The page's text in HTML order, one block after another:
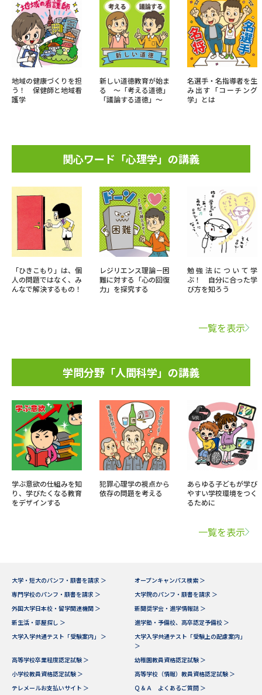
地域の健康づくりを担
う！ 保健師と地域看
護学
新しい道徳教育が始ま
る ～「考える道徳」
「議論する道徳」～
名選手・名指導者を生
み出す「コーチング
学」とは
関心ワード「心理学」の講義
「ひきこもり」は、個
人の問題ではなく、み
んなで解決するもの！
レジリエンス理論－困
難に対する「心の回復
力」を探究する
勉強法について学
ぶ！ 自分に合った学
び方を知ろう
一覧を表示
学問分野「人間科学」の講義
学ぶ意欲の仕組みを知
り、学びたくなる教育
をデザインする
犯罪心理学の視点から
依存の問題を考える
あらゆる子どもが学び
やすい学校環境をつく
るために
一覧を表示
大学・短大のパンフ・願書を請求 ＞
オープンキャンパス検索 ＞
専門学校のパンフ・願書を請求 ＞
大学院のパンフ・願書を請求 ＞
外国大学日本校・留学関連機関 ＞
新聞奨学会・進学情報誌 ＞
新生活・部屋探し ＞
進学塾・予備校、高卒認定予備校 ＞
大学入学共通テスト「受験案内」 ＞
大学入学共通テスト「受験上の配慮案内」
＞
高等学校卒業程度認定試験 ＞
幼稚園教員資格認定試験 ＞
小学校教員資格認定試験 ＞
高等学校（情報）教員資格認定試験 ＞
テレメールお支払いサイト ＞
Ｑ＆Ａ よくあるご質問 ＞